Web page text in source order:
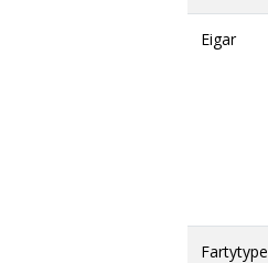
Eigar
Fartytype